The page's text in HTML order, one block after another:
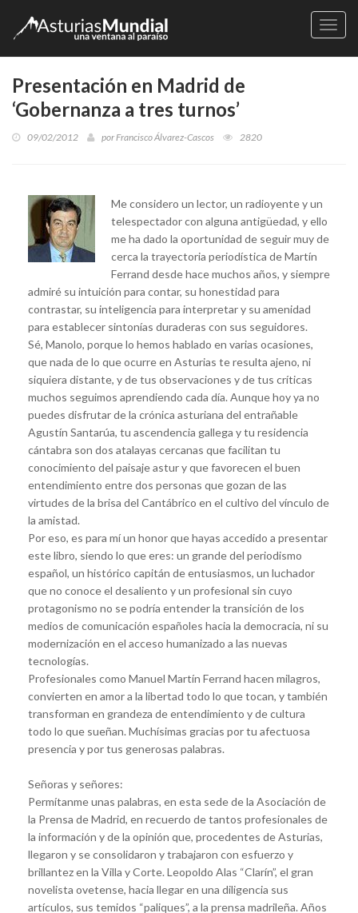
Presentación en Madrid de
‘Gobernanza a tres turnos’
09/02/2012 porFrancisco Álvarez-Cascos 2820
Me considero un lector, un radioyente y un
telespectador con alguna antigüedad, y ello
me ha dado la oportunidad de seguir muy de
cerca la trayectoria periodística de Martín
Ferrand desde hace muchos años, y siempre
admiré su intuición para contar, su honestidad para
contrastar, su inteligencia para interpretar y su amenidad
para establecer sintonías duraderas con sus seguidores.
Sé, Manolo, porque lo hemos hablado en varias ocasiones,
que nada de lo que ocurre en Asturias te resulta ajeno, ni
siquiera distante, y de tus observaciones y de tus críticas
muchos seguimos aprendiendo cada día. Aunque hoy ya no
puedes disfrutar de la crónica asturiana del entrañable
Agustín Santarúa, tu ascendencia gallega y tu residencia
cántabra son dos atalayas cercanas que facilitan tu
conocimiento del paisaje astur y que favorecen el buen
entendimiento entre dos personas que gozan de las
virtudes de la brisa del Cantábrico en el cultivo del vínculo de
la amistad.
Por eso, es para mí un honor que hayas accedido a presentar
este libro, siendo lo que eres: un grande del periodismo
español, un histórico capitán de entusiasmos, un luchador
que no conoce el desaliento y un profesional sin cuyo
protagonismo no se podría entender la transición de los
medios de comunicación españoles hacia la democracia, ni su
modernización en el acceso humanizado a las nuevas
tecnologías.
Profesionales como Manuel Martín Ferrand hacen milagros,
convierten en amor a la libertad todo lo que tocan, y también
transforman en grandeza de entendimiento y de cultura
todo lo que sueñan. Muchísimas gracias por tu afectuosa
presencia y por tus generosas palabras.
Señoras y señores:
Permítanme unas palabras, en esta sede de la Asociación de
la Prensa de Madrid, en recuerdo de tantos profesionales de
la información y de la opinión que, procedentes de Asturias,
llegaron y se consolidaron y trabajaron con esfuerzo y
brillantez en la Villa y Corte. Leopoldo Alas “Clarín”, el gran
novelista ovetense, hacia llegar en una diligencia sus
artículos, sus temidos “paliques”, a la prensa madrileña. Años